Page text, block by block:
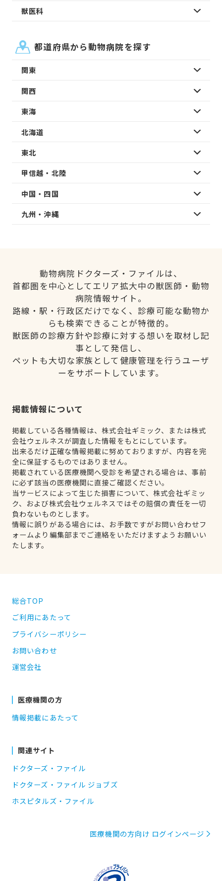
獣医科
都道府県から動物病院を探す
関東
関西
東海
北海道
東北
甲信越・北陸
中国・四国
九州・沖縄
動物病院ドクターズ・ファイルは、
首都圏を中心としてエリア拡大中の獣医師・動物
病院情報サイト。
路線・駅・行政区だけでなく、診療可能な動物か
らも検索できることが特徴的。
獣医師の診療方針や診療に対する想いを取材し記
事として発信し、
ペットも大切な家族として健康管理を行うユーザ
ーをサポートしています。
掲載情報について
掲載している各種情報は、株式会社ギミック、または株式
会社ウェルネスが調査した情報をもとにしています。
出来るだけ正確な情報掲載に努めておりますが、内容を完
全に保証するものではありません。
掲載されている医療機関へ受診を希望される場合は、事前
に必ず該当の医療機関に直接ご確認ください。
当サービスによって生じた損害について、株式会社ギミッ
ク、および株式会社ウェルネスではその賠償の責任を一切
負わないものとします。
情報に誤りがある場合には、お手数ですがお問い合わせフ
ォームより編集部までご連絡をいただけますようお願いい
たします。
総合TOP
ご利用にあたって
プライバシーポリシー
お問い合わせ
運営会社
医療機関の方
情報掲載にあたって
関連サイト
ドクターズ・ファイル
ドクターズ・ファイル ジョブズ
ホスピタルズ・ファイル
医療機関の方向け ログインページ